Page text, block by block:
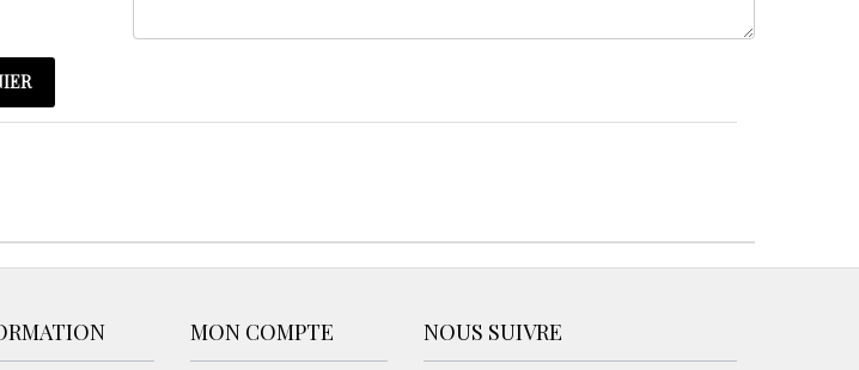
MON COMPTE NOUS SUIVRE